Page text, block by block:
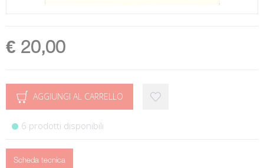
€ 20,00
AGGIUNGI AL CARRELLO
6 prodotti disponibili
Scheda tecnica